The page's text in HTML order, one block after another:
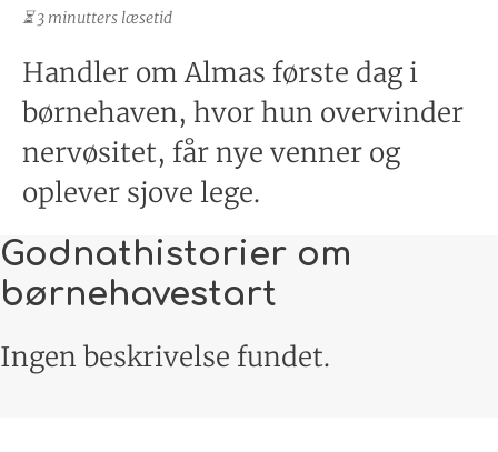
⏳ 3 minutters læsetid
Handler om Almas første dag i
børnehaven, hvor hun overvinder
nervøsitet, får nye venner og
oplever sjove lege.
Godnathistorier om
børnehavestart
Ingen beskrivelse fundet.